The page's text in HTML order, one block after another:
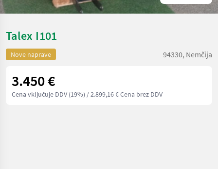
Talex I101
Nove naprave 94330, Nemčija
3.450 €
Cena vključuje DDV (19%) / 2.899,16 € Cena brez DDV